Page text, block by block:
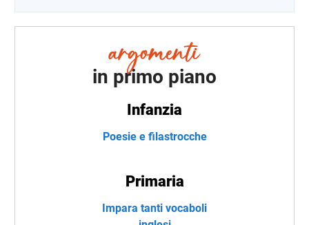
in primo piano
Infanzia
Poesie e filastrocche
Primaria
Impara tanti vocaboli